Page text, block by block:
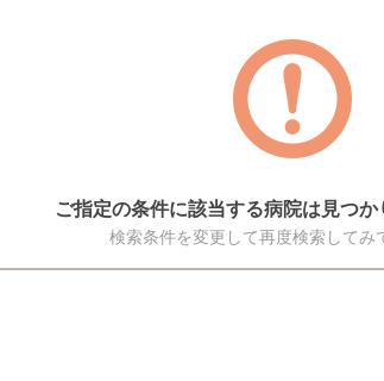
ご指定の条件に該当する病院は見つか
検索条件を変更して再度検索してみ